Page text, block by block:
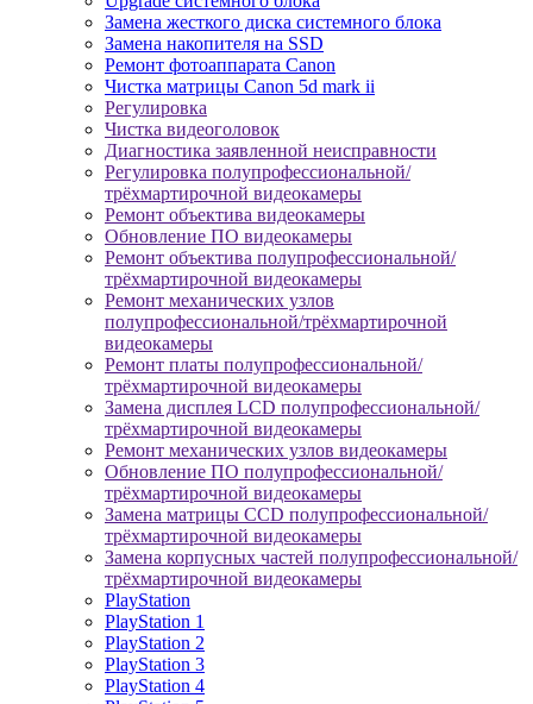
Замена жесткого диска системного блока
Замена накопителя на SSD
Ремонт фотоаппарата Canon
Чистка матрицы Canon 5d mark ii
Регулировка
Чистка видеоголовок
Диагностика заявленной неисправности
Регулировка полупрофессиональной/
трёхмартирочной видеокамеры
Ремонт объектива видеокамеры
Обновление ПО видеокамеры
Ремонт объектива полупрофессиональной/
трёхмартирочной видеокамеры
Ремонт механических узлов
полупрофессиональной/трёхмартирочной
видеокамеры
Ремонт платы полупрофессиональной/
трёхмартирочной видеокамеры
Замена дисплея LCD полупрофессиональной/
трёхмартирочной видеокамеры
Ремонт механических узлов видеокамеры
Обновление ПО полупрофессиональной/
трёхмартирочной видеокамеры
Замена матрицы CCD полупрофессиональной/
трёхмартирочной видеокамеры
Замена корпусных частей полупрофессиональной/
трёхмартирочной видеокамеры
PlayStation
PlayStation 1
PlayStation 2
PlayStation 3
PlayStation 4